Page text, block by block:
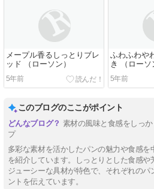
メープル香るしっとりブレ
ッド （ローソン）
5年前
ふわふわや
き （ローソ
5年前
このブログのここがポイント
素材の風味と食感をしっ
プ
多彩な素材を活かしたパンの魅力や食感
を紹介しています。しっとりとした食感
ジューシーな具材が特色で、それぞれのパ
ントを伝えています。